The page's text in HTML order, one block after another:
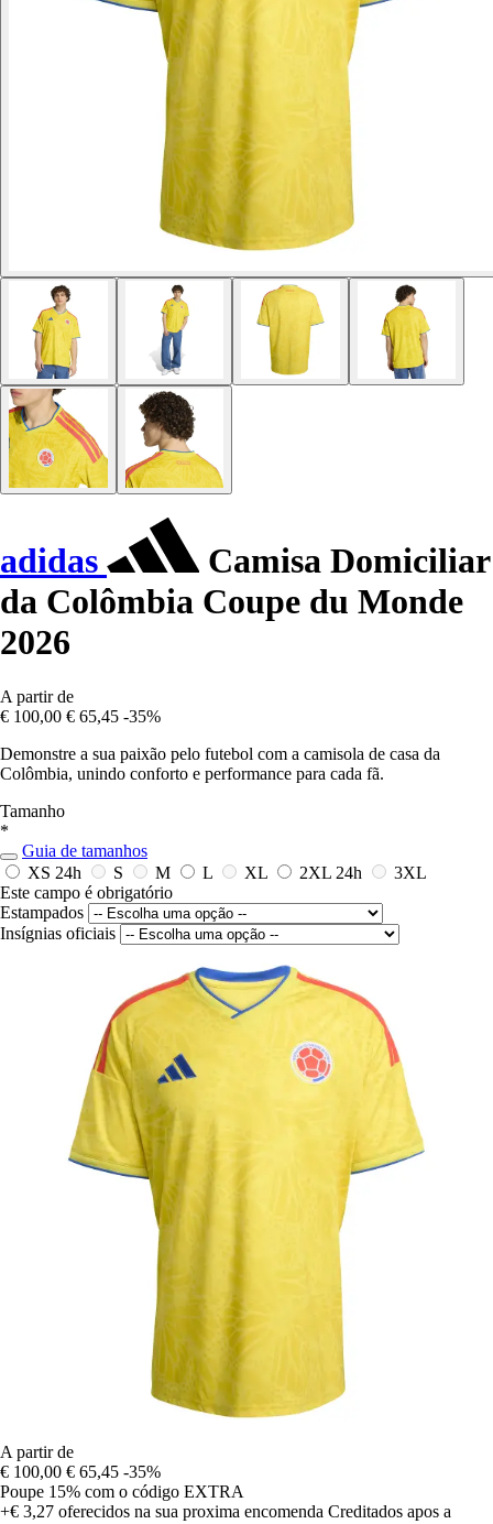
adidas
Camisa Domiciliar
da Colômbia Coupe du Monde
2026
A partir de
€ 100,00 € 65,45 -35%
Demonstre a sua paixão pelo futebol com a camisola de casa da
Colômbia, unindo conforto e performance para cada fã.
Tamanho
*
Guia de tamanhos
XS 24h S M L XL 2XL 24h
3XL
Este campo é obrigatório
Estampados
Insígnias oficiais
A partir de
€ 100,00 € 65,45 -35%
Poupe 15% com o código EXTRA
+€ 3,27 oferecidos na sua proxima encomenda Creditados apos a